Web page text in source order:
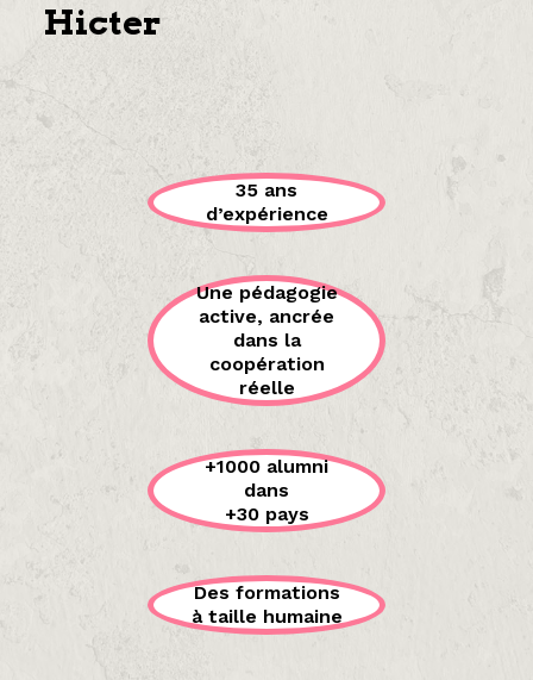
Hicter
35 ans
d’expérience
Une pédagogie
active, ancrée
dans la
coopération
réelle
+1000 alumni
dans
+30 pays
Des formations
à taille humaine